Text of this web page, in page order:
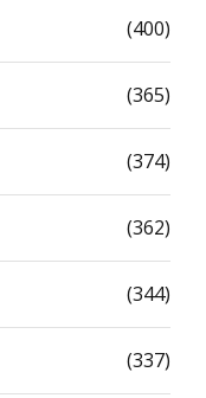
(400)
(365)
(374)
(362)
(344)
(337)